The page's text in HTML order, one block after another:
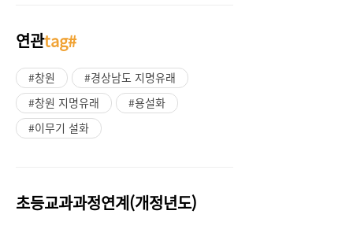
연관tag#
#창원
#경상남도 지명유래
#창원 지명유래
#용설화
#이무기 설화
초등교과과정연계(개정년도)